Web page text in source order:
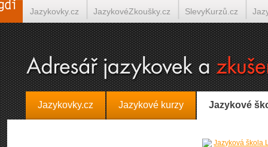
Jazykovky.cz Jazykové kurzy Jazykové
Jazykovky.cz JazykovéZkoušky.cz SlevyKurzů.cz
Španělština on-line Italština on-line Tlumočení-